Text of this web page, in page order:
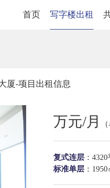
首页 写字楼出租
厦-项目出租信息
万元/月
复式连层 ：
标准单层 ：